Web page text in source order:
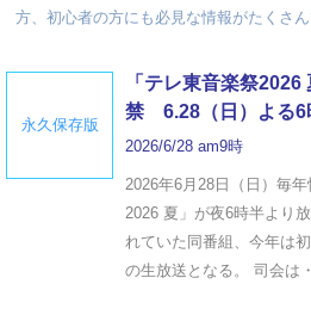
方、初心者の方にも必見な情報がたくさん
永久保存版
「テレ東音楽祭
禁 6.28（日）よる6
2026/6/28 am9時
2026年6月28日（日）毎
2026 夏」が夜6時半より
れていた同番組、今年は
の生放送となる。 司会は